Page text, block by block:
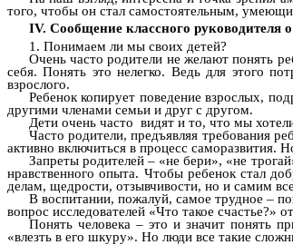
того, чтобы он стал самостоятельным,
IV. Сообщение классного руководителя
1. Понимаем ли мы своих детей?
Очень часто родители не желают понять
себя. Понять это нелегко. Ведь для этого
взрослого.
Ребенок копирует поведение взрослых,
другими членами семьи и друг с другом.
Дети очень часто видят и то, что мы
Часто родители, предъявляя требования
активно включиться в процесс саморазвития.
Запреты родителей – «не бери», «не
нравственного опыта. Чтобы ребенок стал
делам, щедрости, отзывчивости, но и самим
В воспитании, пожалуй, самое трудное –
вопрос исследователей «Что такое счастье?»
Понять человека – это и значит понять
«влезть в его шкуру». Но люди все такие